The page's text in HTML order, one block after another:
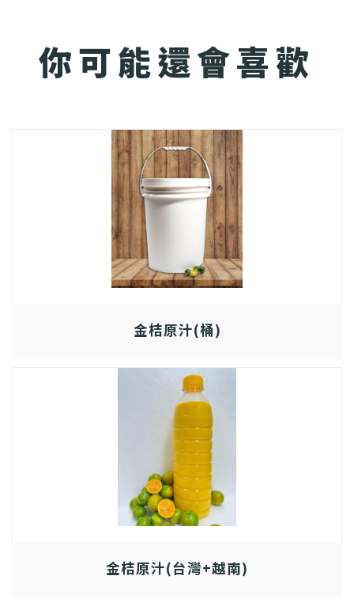
你可能還會喜歡
金桔原汁(桶)
金桔原汁(台灣+越南)